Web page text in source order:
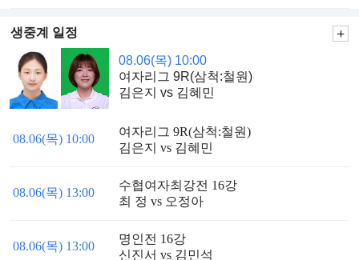
생중계 일정
08.06(목) 10:00
여자리그 9R(삼척:철원)
김은지 vs 김혜민
08.06(목) 10:00
여자리그 9R(삼척:철원)
김은지 vs 김혜민
08.06(목) 13:00
수협여자최강전 16강
최 정 vs 오정아
08.06(목) 13:00
명인전 16강
신진서 vs 김민석